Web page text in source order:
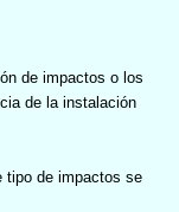
de impactos o los
de la instalación
tipo de impactos se